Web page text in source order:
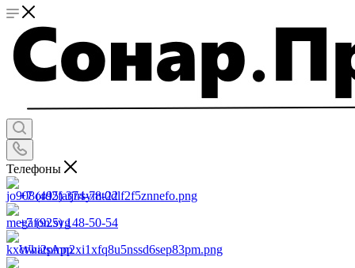
Телефоны
+7 (495) 374-78-22
+7 (925) 148-50-54
WhatsApp